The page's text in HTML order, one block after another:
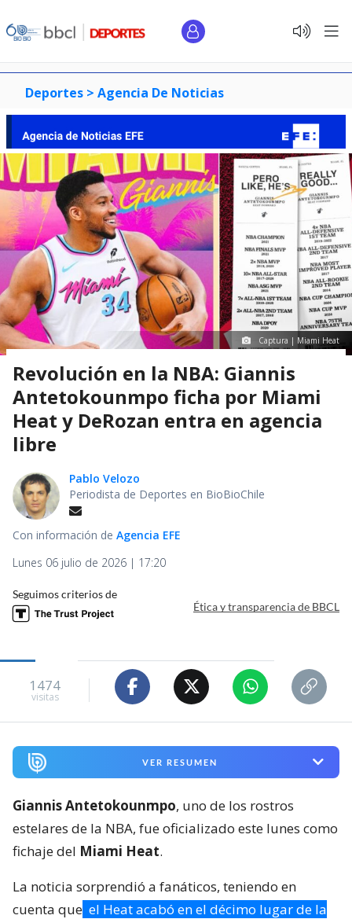
Deportes > Agencia De Noticias
Captura | Miami Heat
Revolución en la NBA: Giannis
Antetokounmpo ficha por Miami
Heat y DeRozan entra en agencia
libre
Pablo Velozo
Periodista de Deportes en BioBioChile
Con información de Agencia EFE
Lunes 06 julio de 2026 | 17:20
Seguimos criterios de
Ética y transparencia de BBCL
1474
visitas
VER RESUMEN
Giannis Antetokounmpo, uno de los rostros
estelares de la NBA, fue oficializado este lunes como
fichaje del Miami Heat.
La noticia sorprendió a fanáticos, teniendo en
cuenta que el Heat acabó en el décimo lugar de la